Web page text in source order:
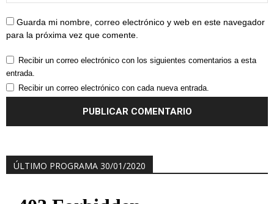
Guarda mi nombre, correo electrónico y web en este navegador
para la próxima vez que comente.
Recibir un correo electrónico con los siguientes comentarios a esta
entrada.
Recibir un correo electrónico con cada nueva entrada.
ÚLTIMO PROGRAMA 30/01/2020